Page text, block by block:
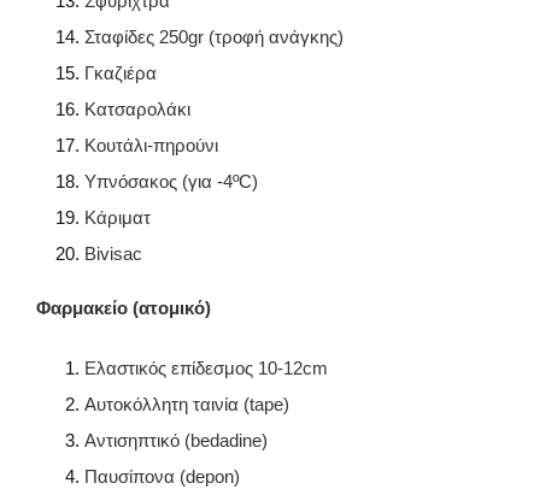
Σταφίδες 250gr (τροφή ανάγκης)
Γκαζιέρα
Κατσαρολάκι
Κουτάλι-πηρούνι
Υπνόσακος (για -4ºC)
Κάριματ
Bivisac
Φαρμακείο (ατομικό)
Ελαστικός επίδεσμος 10-12cm
Αυτοκόλλητη ταινία (tape)
Αντισηπτικό (bedadine)
Παυσίπονα (depon)